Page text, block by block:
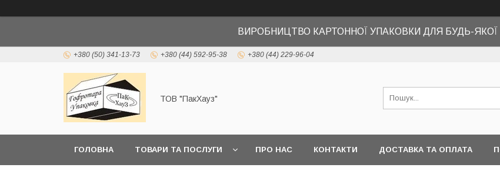
ВИРОБНИЦТВО КАРТОННОЇ УПАКОВКИ ДЛЯ БУДЬ-ЯКОЇ
+380 (50) 341-13-73 +380 (44) 592-95-38 +380 (44) 229-96-04
ТОВ "ПакХауз"
ГОЛОВНА ТОВАРИ ТА ПОСЛУГИ ПРО НАС КОНТАКТИ ДОСТАВКА ТА ОПЛАТА